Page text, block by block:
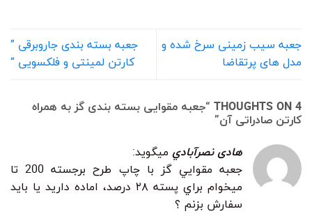
جعبه سیب زمینی سرخ شده و
مدل های پرتقاضا
جعبه بسته بندی جاروبرقی ”
کارتن لمینتی و فلکسویی “
4 THOUGHTS ON “
جعبه مقوایی بسته بندی گز به همراه
کارتن صادراتی آن”
هادى نصرآبادي میگوید:
جعبه مقوايي گز با چاپ طرح برجسته 200 تا
ميخوام براي پسته ٢٨ درصد، اماده داريد يا بايد
سفارش بزنم ؟